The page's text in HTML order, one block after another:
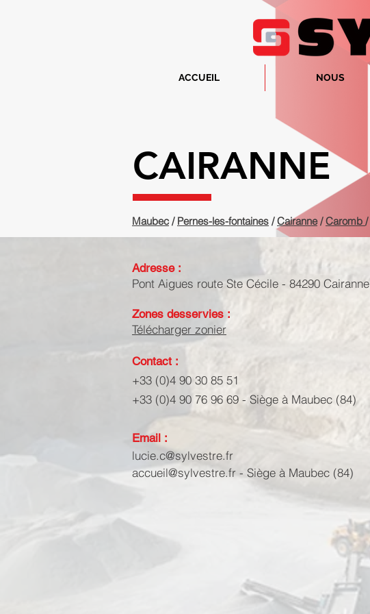
ACCUEIL NOUS
CAIRANNE
Maubec / Pernes-les-fontaines /Cairanne/Caromb /
Adresse :
Pont Aigues route Ste Cécile - 84290 Cairanne
Zones desservies :
Télécharger zonier
Contact :
+33 (0)4 90 30 85 51
+33 (0)4 90 76 96 69 - Siège à Maubec (84)
Email :
lucie.c@sylvestre.fr
accueil@sylvestre.fr - Siège à Maubec (84)